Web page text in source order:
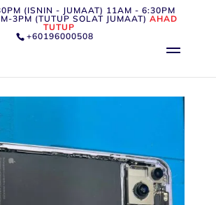
(ISNIN - JUMAAT) 11AM - 6:30PM
3PM (TUTUP SOLAT JUMAAT) AHAD
TUTUP
+60196000508